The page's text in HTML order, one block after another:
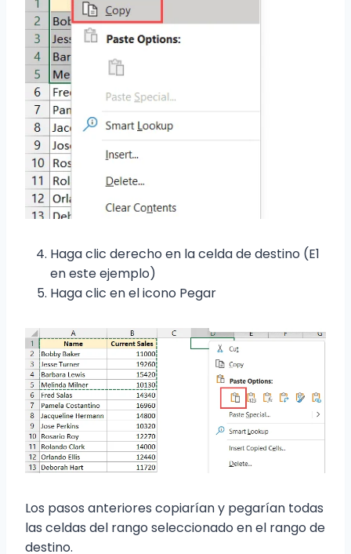
Haga clic derecho en la celda de destino (E1
en este ejemplo)
Haga clic en el icono Pegar
Los pasos anteriores copiarían y pegarían todas
las celdas del rango seleccionado en el rango de
destino.